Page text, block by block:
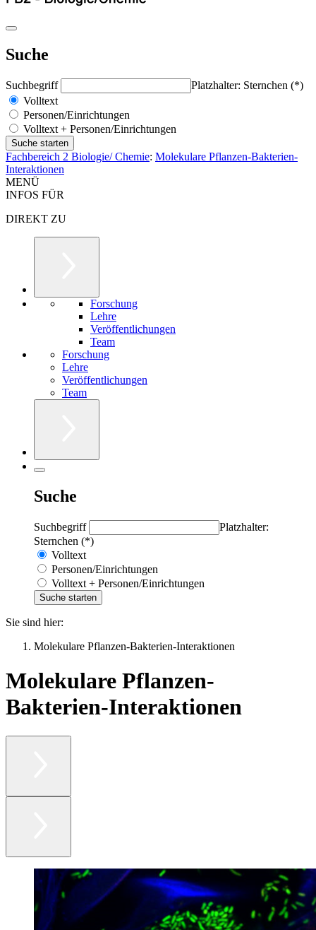
Suche
Suchbegriff
Platzhalter: Sternchen (*)
Volltext
Personen/Einrichtungen
Volltext + Personen/Einrichtungen
Fachbereich 2 Biologie/ Chemie: Molekulare Pflanzen-Bakterien-
Interaktionen
MENÜ
INFOS FÜR
DIREKT ZU
Forschung
Lehre
Veröffentlichungen
Team
Forschung
Lehre
Veröffentlichungen
Team
Suche
Suchbegriff
Platzhalter:
Sternchen (*)
Volltext
Personen/Einrichtungen
Volltext + Personen/Einrichtungen
Sie sind hier:
Molekulare Pflanzen-Bakterien-Interaktionen
Molekulare Pflanzen-
Bakterien-Interaktionen